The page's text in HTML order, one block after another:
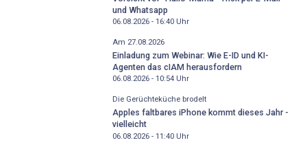
und Whatsapp
06.08.2026 - 16:40Uhr
Am 27.08.2026
Einladung zum Webinar: Wie E-ID und KI-
Agenten das cIAM herausfordern
06.08.2026 - 10:54Uhr
Die Gerüchteküche brodelt
Apples faltbares iPhone kommt dieses Jahr -
vielleicht
06.08.2026 - 11:40Uhr